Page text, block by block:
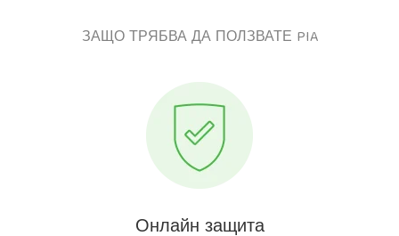
ЗАЩО ТРЯБВА ДА ПОЛЗВАТЕ PIA
Онлайн защита